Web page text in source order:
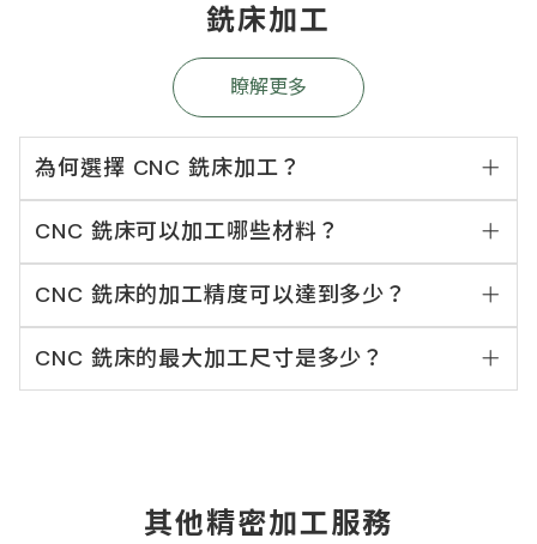
銑床加工
瞭解更多
為何選擇 CNC 銑床加工？
CNC 銑床可以加工哪些材料？
CNC 銑床的加工精度可以達到多少？
CNC 銑床的最大加工尺寸是多少？
其他精密加工服務